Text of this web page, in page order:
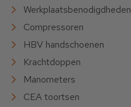
Werkplaatsbenodigdheden
Compressoren
HBV handschoenen
Krachtdoppen
Manometers
CEA toortsen